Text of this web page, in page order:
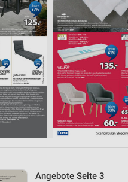
Angebote Seite 3
aus verschiedenen